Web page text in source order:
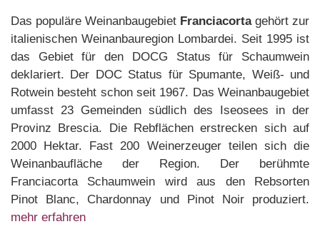
Alkoholfreies
Angebote
Das populäre Weinanbaugebiet Franciacorta gehört zur
italienischen Weinanbauregion Lombardei. Seit 1995 ist
das Gebiet für den DOCG Status für Schaumwein
deklariert. Der DOC Status für Spumante, Weiß- und
Rotwein besteht schon seit 1967. Das Weinanbaugebiet
umfasst 23 Gemeinden südlich des Iseosees in der
Provinz Brescia. Die Rebflächen erstrecken sich auf
2000 Hektar. Fast 200 Weinerzeuger teilen sich die
Weinanbaufläche der Region. Der berühmte
Franciacorta Schaumwein wird aus den Rebsorten
Pinot Blanc, Chardonnay und Pinot Noir produziert.
mehr erfahren